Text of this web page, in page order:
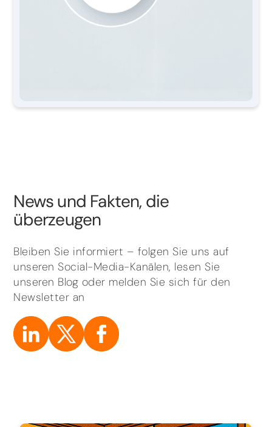
News und Fakten, die
überzeugen
Bleiben Sie informiert – folgen Sie uns auf
unseren Social-Media-Kanälen, lesen Sie
unseren Blog oder melden Sie sich für den
Newsletter an